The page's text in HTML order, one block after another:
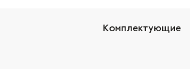
Комплектующие